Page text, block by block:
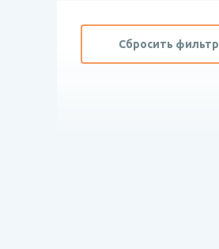
Сбросить фильтр